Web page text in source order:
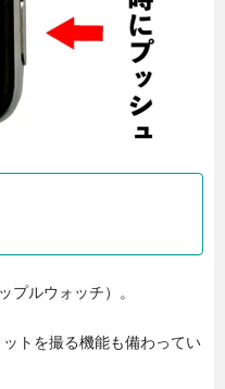
プルウォッチ）。
トを撮る機能も備わってい